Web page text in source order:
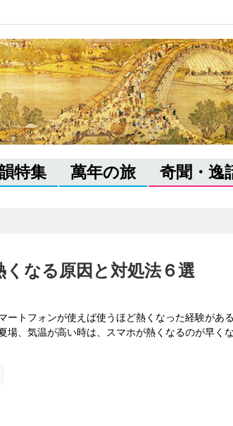
特集 萬年の旅 奇聞・逸
なる原因と対処法６選
ートフォンが使えば使うほど熱くなった経験があ
場、気温が高い時は、スマホが熱くなるのが早く